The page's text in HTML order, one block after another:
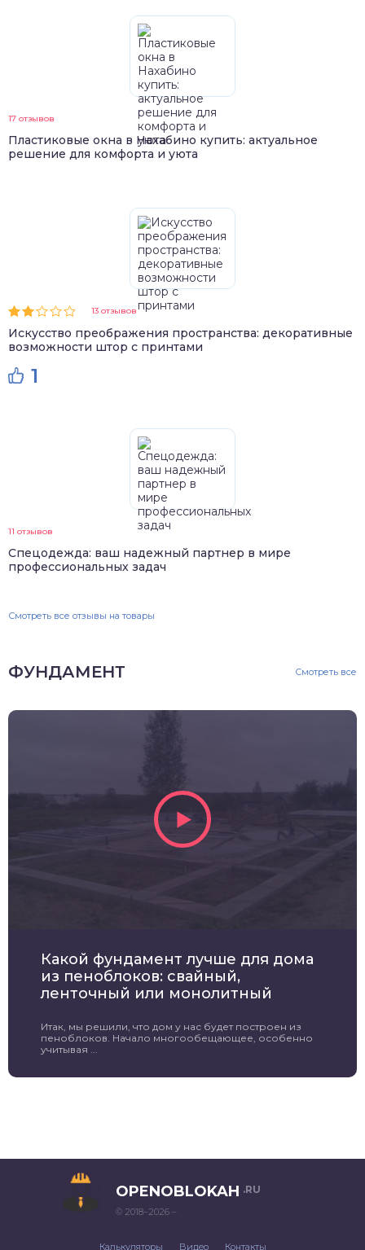
17 отзывов
Пластиковые окна в Нахабино купить: актуальное
решение для комфорта и уюта
13 отзывов
Искусство преображения пространства: декоративные
возможности штор с принтами
1
11 отзывов
Спецодежда: ваш надежный партнер в мире
профессиональных задач
Смотреть все отзывы на товары
ФУНДАМЕНТ Смотреть все
Какой фундамент лучше для дома
из пеноблоков: свайный,
ленточный или монолитный
Итак, мы решили, что дом у нас будет построен из
пеноблоков. Начало многообещающее, особенно
учитывая ...
OPENOBLOKAH .RU
© 2018–2026 –
Калькуляторы Видео Контакты